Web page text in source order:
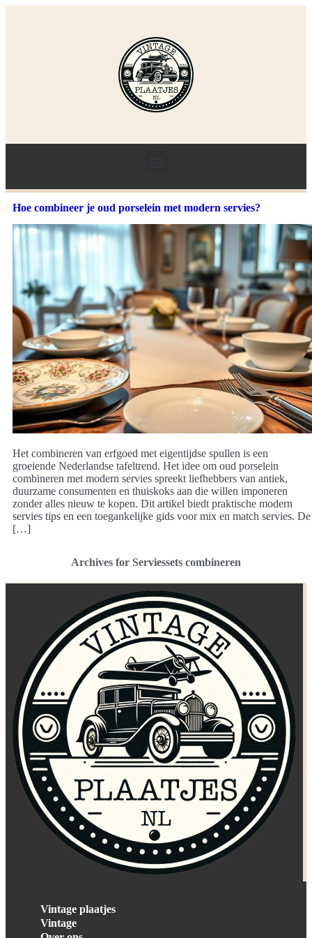
Hoe combineer je oud porselein met modern servies?
Het combineren van erfgoed met eigentijdse spullen is een
groeiende Nederlandse tafeltrend. Het idee om oud porselein
combineren met modern servies spreekt liefhebbers van antiek,
duurzame consumenten en thuiskoks aan die willen imponeren
zonder alles nieuw te kopen. Dit artikel biedt praktische modern
servies tips en een toegankelijke gids voor mix en match servies. De
[…]
Archives for Serviessets combineren
Vintage plaatjes
Vintage